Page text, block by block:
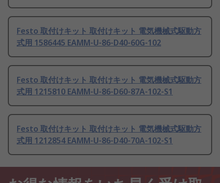
Festo 取付けキット 取付けキット 電気機械式駆動方
式用 1586445 EAMM-U-86-D40-60G-102
Festo 取付けキット 取付けキット 電気機械式駆動方
式用 1215810 EAMM-U-86-D60-87A-102-S1
Festo 取付けキット 取付けキット 電気機械式駆動方
式用 1212854 EAMM-U-86-D40-70A-102-S1